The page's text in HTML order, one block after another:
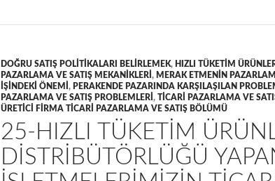
DOĞRU SATIŞ POLITIKALARI BELIRLEMEK, HIZLI TÜKETIM
PAZARLAMA VE SATIŞ MEKANIKLERI , MERAK ETMENIN
IŞINDEKI ÖNEMI , PERAKENDE PAZARINDA KARŞILAŞILAN
PAZARLAMA VE SATIŞ PROBLEMLERI , TICARI PAZARLAMA VE
ÜRETICI FIRMA TICARI PAZARLAMA VE SATIŞ BÖLÜMÜ
25-HIZLI TÜKETIM
DISTRIBÜTÖRLÜĞÜ